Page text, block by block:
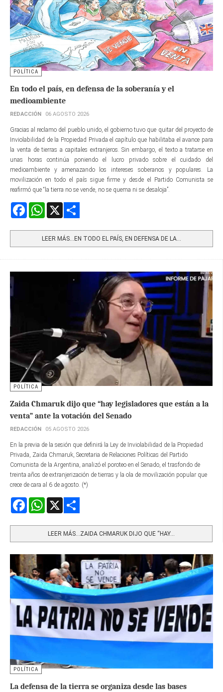
POLÍTICA
En todo el país, en defensa de la soberanía y el
medioambiente
REDACCIÓN 06 AGOSTO 2026
Gracias al reclamo del pueblo unido, el gobierno tuvo que quitar del proyecto de
Inviolabilidad de la Propiedad Privada el capítulo que habilitaba el avance para
la venta de tierras a capitales extranjeros. Sin embargo, el texto a tratarse en
unas horas continúa poniendo el lucro privado sobre el cuidado del
medioambiente y amenazando los intereses soberanos y populares. La
movilización en todo el país sigue firme y desde el Partido Comunista se
reafirmó que “la tierra no se vende, no se quema ni se desaloja”.
FacebookWhatsApp
LEER MÁS…EN TODO EL PAÍS, EN DEFENSA DE LA...
POLÍTICA
Zaida Chmaruk dijo que “hay legisladores que están a la
venta” ante la votación del Senado
REDACCIÓN 05 AGOSTO 2026
En la previa de la sesión que definirá la Ley de Inviolabilidad de la Propiedad
Privada, Zaida Chmaruk, Secretaria de Relaciones Políticas del Partido
Comunista de la Argentina, analizó el poroteo en el Senado, el trasfondo de
treinta años de extranjerización de tierras y la ola de movilización popular que
crece de cara al 6 de agosto. (*)
FacebookWhatsApp
LEER MÁS…ZAIDA CHMARUK DIJO QUE “HAY...
POLÍTICA
La defensa de la tierra se organiza desde las bases